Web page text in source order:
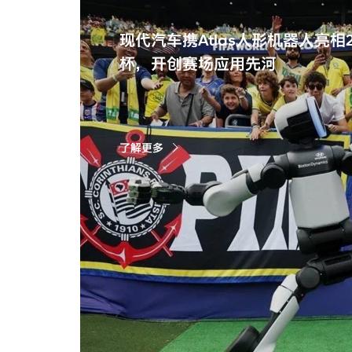
现代汽车携Atlas人形机器人亮相
杯，开创赛场应用先河
了解更多